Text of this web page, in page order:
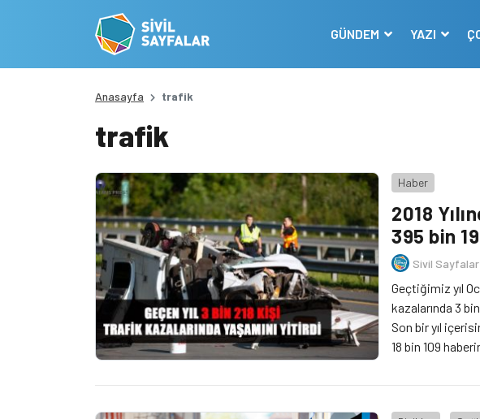
GÜNDEM YAZI
Anasayfa trafik
trafik
Haber
2018
395 bin
Sivil Sayfalar
Geçtiğimiz yıl
kazalarında 3
Son bir yıl
18 bin 109